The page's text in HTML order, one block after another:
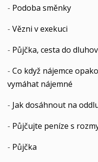
- Podoba směnky
- Vězni v exekuci
- Půjčka, cesta do
- Co když nájemce
vymáhat nájemné
- Jak dosáhnout na
- Půjčujte peníze s
- Půjčka